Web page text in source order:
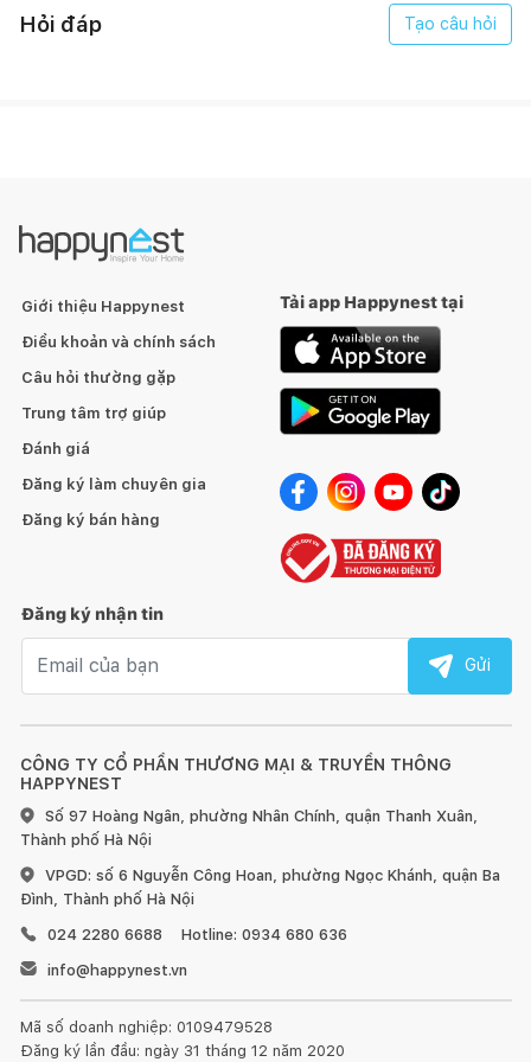
Hỏi đáp Tạo câu hỏi
CÔNG TY CỔ PHẦN THƯƠNG MẠI & TRUYỀN THÔNG
HAPPYNEST
Số 97 Hoàng Ngân, phường Nhân Chính, quận Thanh Xuân,
Thành phố Hà Nội
VPGD: số 6 Nguyễn Công Hoan, phường Ngọc Khánh, quận Ba
Đình, Thành phố Hà Nội
024 2280 6688
Hotline: 0934 680 636
info@happynest.vn
Mã số doanh nghiệp: 0109479528
Đăng ký lần đầu: ngày 31 tháng 12 năm 2020
Giới thiệu Happynest
Điều khoản và chính sách
Câu hỏi thường gặp
Trung tâm trợ giúp
Đánh giá
Đăng ký làm chuyên gia
Đăng ký bán hàng
Tải app Happynest tại
Đăng ký nhận tin
Gửi